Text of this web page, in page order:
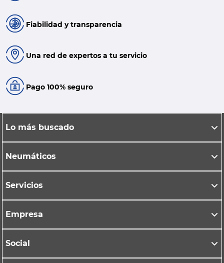
Fiabilidad y transparencia
Una red de expertos a tu servicio
Pago 100% seguro
Lo más buscado
Neumáticos
Servicios
Empresa
Social